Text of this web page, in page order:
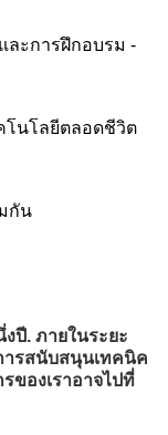
ละการฝึกอบรม -
โนโลยีตลอดชีวิต
กัน
ปี. ภายในระยะ
ารสนับสนุนเทคนิค
ของเราอาจไปที่